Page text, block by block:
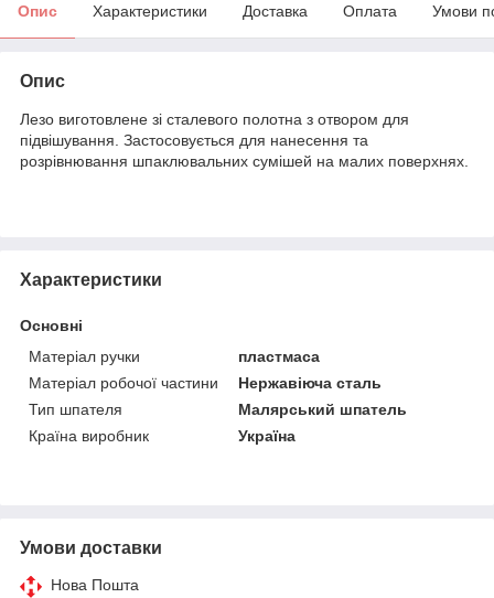
Опис Характеристики Доставка Оплата Умови
Опис
Лезо виготовлене зі сталевого полотна з отвором для
підвішування. Застосовується для нанесення та
розрівнювання шпаклювальних сумішей на малих поверхнях.
Характеристики
Основні
Матеріал ручки
пластмаса
Матеріал робочої частини
Нержавіюча сталь
Тип шпателя
Малярський шпатель
Країна виробник
Україна
Умови доставки
Нова Пошта